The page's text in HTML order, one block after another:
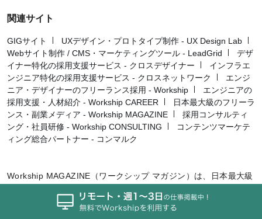
関連サイト
GIGサイト
UXデザイン・プロトタイプ制作 - UX Design Lab
Webサイト制作 / CMS・マーケティングツール - LeadGrid
デザ
イナー特化の採用支援サービス - クロスデザイナー
インフラエ
ンジニア特化の採用支援サービス - クロスネットワーク
エンジ
ニア・デザイナーのフリーランス採用 - Workship
エンジニアの
採用支援・人材紹介 - Workship CAREER
日本最大級のフリーラ
ンス・副業メディア - Workship MAGAZINE
採用コンサルティ
ング・社員研修 - Workship CONSULTING
コンテンツマーケテ
ィング総合パートナー - コンマルク
Workship MAGAZINE（ワークシップ マガジン）は、日本最大級
のHR・フリーランスメディアです。企業の採用課題を解決し、個
人の多様なキャリアを支援することを目的としています。採用担